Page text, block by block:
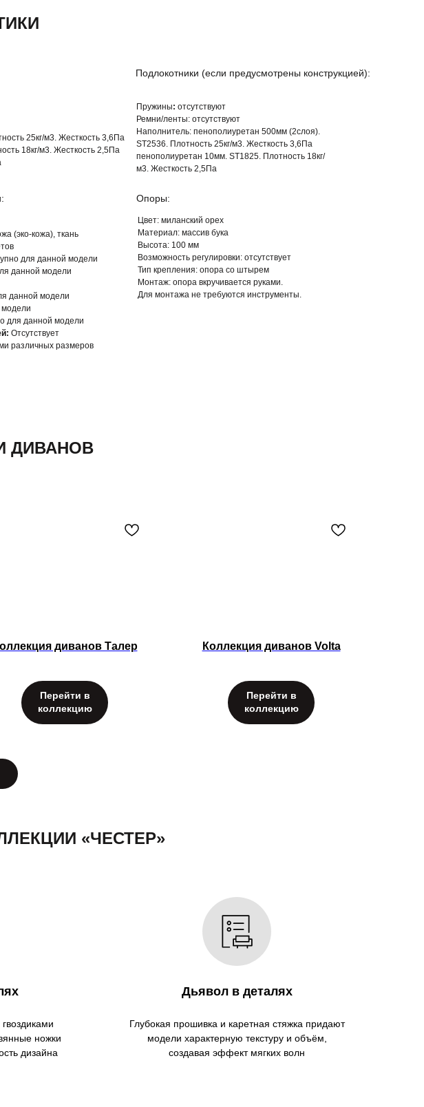
Пружины: отсутствуют
Ремни/ленты: отсутствуют
Наполнитель: пенополиуретан 500мм (2слоя).
ST2536. Плотность 25кг/м3. Жесткость 3,6Па
пенополиуретан 10мм. ST1825. Плотность 18кг/
м3. Жесткость 2,5Па
Цвет: миланский орех
Материал: массив бука
Высота: 100 мм
Возможность регулировки: отсутствует
Тип крепления: опора со штырем
Монтаж: опора вкручивается руками.
Для монтажа не требуются инструменты.
25кг/м3. Жесткость 3,6Па
18кг/м3. Жесткость 2,5Па
Подлокотники (если предусмотрены конструкцией):
Опоры:
(эко-кожа), ткань
для данной модели
данной модели
данной модели
модели
для данной модели
Отсутствует
различных размеров
ДИВАНОВ
диванов Талер
Перейти в
коллекцию
Коллекция диванов Volta
Перейти в
коллекцию
«ЧЕСТЕР»
ножки
дизайна
Дьявол в деталях
Глубокая прошивка и каретная стяжка придают
модели характерную текстуру и объём,
создавая эффект мягких волн